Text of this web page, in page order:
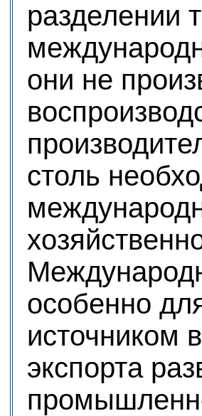
разделении
они не
столь
особенно
источником
экспорта